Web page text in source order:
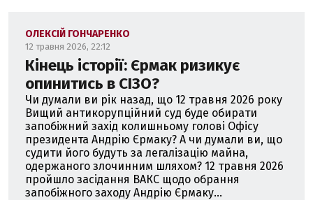
ОЛЕКСІЙ ГОНЧАРЕНКО
12 травня 2026, 22:12
Кінець історії: Єрмак ризикує
опинитись в СІЗО?
Чи думали ви рік назад, що 12 травня 2026 року
Вищий антикорупційний суд буде обирати
запобіжний захід колишньому голові Офісу
президента Андрію Єрмаку? А чи думали ви, що
судити його будуть за легалізацію майна,
одержаного злочинним шляхом? 12 травня 2026
пройшло засідання ВАКС щодо обрання
запобіжного заходу Андрію Єрмаку...